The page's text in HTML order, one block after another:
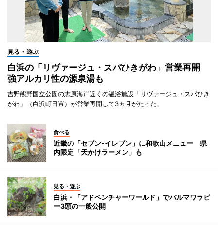
見る・遊ぶ
白浜の「リヴァージュ・スパひきがわ」営業再開
強アルカリ性の源泉湯も
吉野熊野国立公園の志原海岸近くの温浴施設「リヴァージュ・スパひき
がわ」（白浜町日置）が営業再開して3カ月がたった。
食べる
近畿の「セブン-イレブン」に和歌山メニュー 県
内限定「天かけラーメン」も
見る・遊ぶ
白浜・「アドベンチャーワールド」でパルマワラビ
ー3頭の一般公開